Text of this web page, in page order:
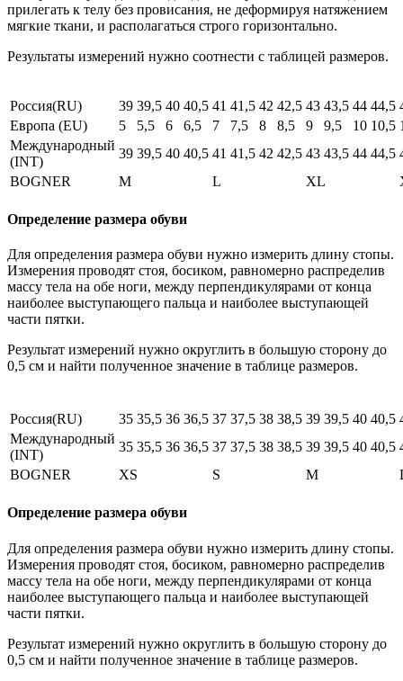
прилегать к телу без провисания, не деформируя натяжением
мягкие ткани, и располагаться строго горизонтально.
Результаты измерений нужно соотнести с таблицей размеров.
Россия(RU) 39 39,5 40 40,5 41 41,5 42 42,5 43 43,5 44 44,5
Европа (EU)
5 5,5 6 6,5 7 7,5 8 8,5 9 9,5 10 10,5
Международный
(INT)
39 39,5 40 40,5 41 41,5 42 42,5 43 43,5 44 44,5
BOGNER
M L XL
Определение размера обуви
Для определения размера обуви нужно измерить длину стопы.
Измерения проводят стоя, босиком, равномерно распределив
массу тела на обе ноги, между перпендикулярами от конца
наиболее выступающего пальца и наиболее выступающей
части пятки.
Результат измерений нужно округлить в большую сторону до
0,5 см и найти полученное значение в таблице размеров.
Россия(RU) 35 35,5 36 36,5 37 37,5 38 38,5 39 39,5 40 40,5
Международный
(INT)
35 35,5 36 36,5 37 37,5 38 38,5 39 39,5 40 40,5
BOGNER
XS S M
Определение размера обуви
Для определения размера обуви нужно измерить длину стопы.
Измерения проводят стоя, босиком, равномерно распределив
массу тела на обе ноги, между перпендикулярами от конца
наиболее выступающего пальца и наиболее выступающей
части пятки.
Результат измерений нужно округлить в большую сторону до
0,5 см и найти полученное значение в таблице размеров.